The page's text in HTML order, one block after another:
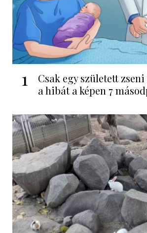
1
Csak egy született
a hibát a képen 7